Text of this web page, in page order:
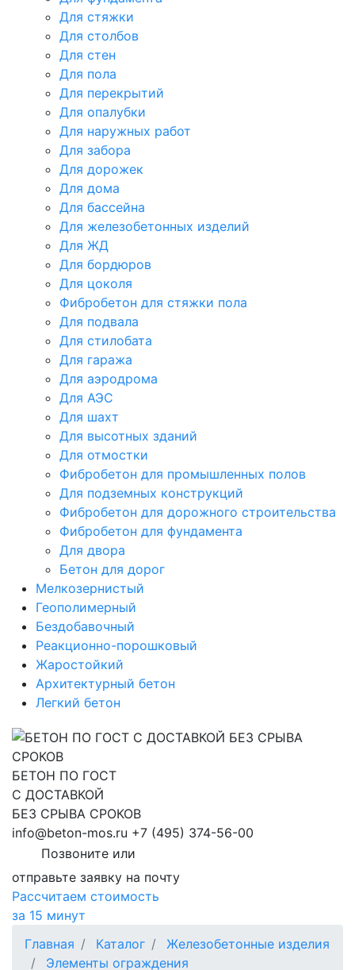
Для стяжки
Для столбов
Для стен
Для пола
Для перекрытий
Для опалубки
Для наружных работ
Для забора
Для дорожек
Для дома
Для бассейна
Для железобетонных изделий
Для ЖД
Для бордюров
Для цоколя
Фибробетон для стяжки пола
Для подвала
Для стилобата
Для гаража
Для аэродрома
Для АЭС
Для шахт
Для высотных зданий
Для отмостки
Фибробетон для промышленных полов
Для подземных конструкций
Фибробетон для дорожного строительства
Фибробетон для фундамента
Для двора
Бетон для дорог
Мелкозернистый
Геополимерный
Бездобавочный
Реакционно-порошковый
Жаростойкий
Архитектурный бетон
Легкий бетон
БЕТОН ПО ГОСТ
С ДОСТАВКОЙ
БЕЗ СРЫВА СРОКОВ
info@beton-mos.ru +7 (495) 374-56-00
Позвоните или
отправьте заявку на почту
Рассчитаем стоимость
за 15 минут
Главная
Каталог
Железобетонные изделия
Элементы ограждения